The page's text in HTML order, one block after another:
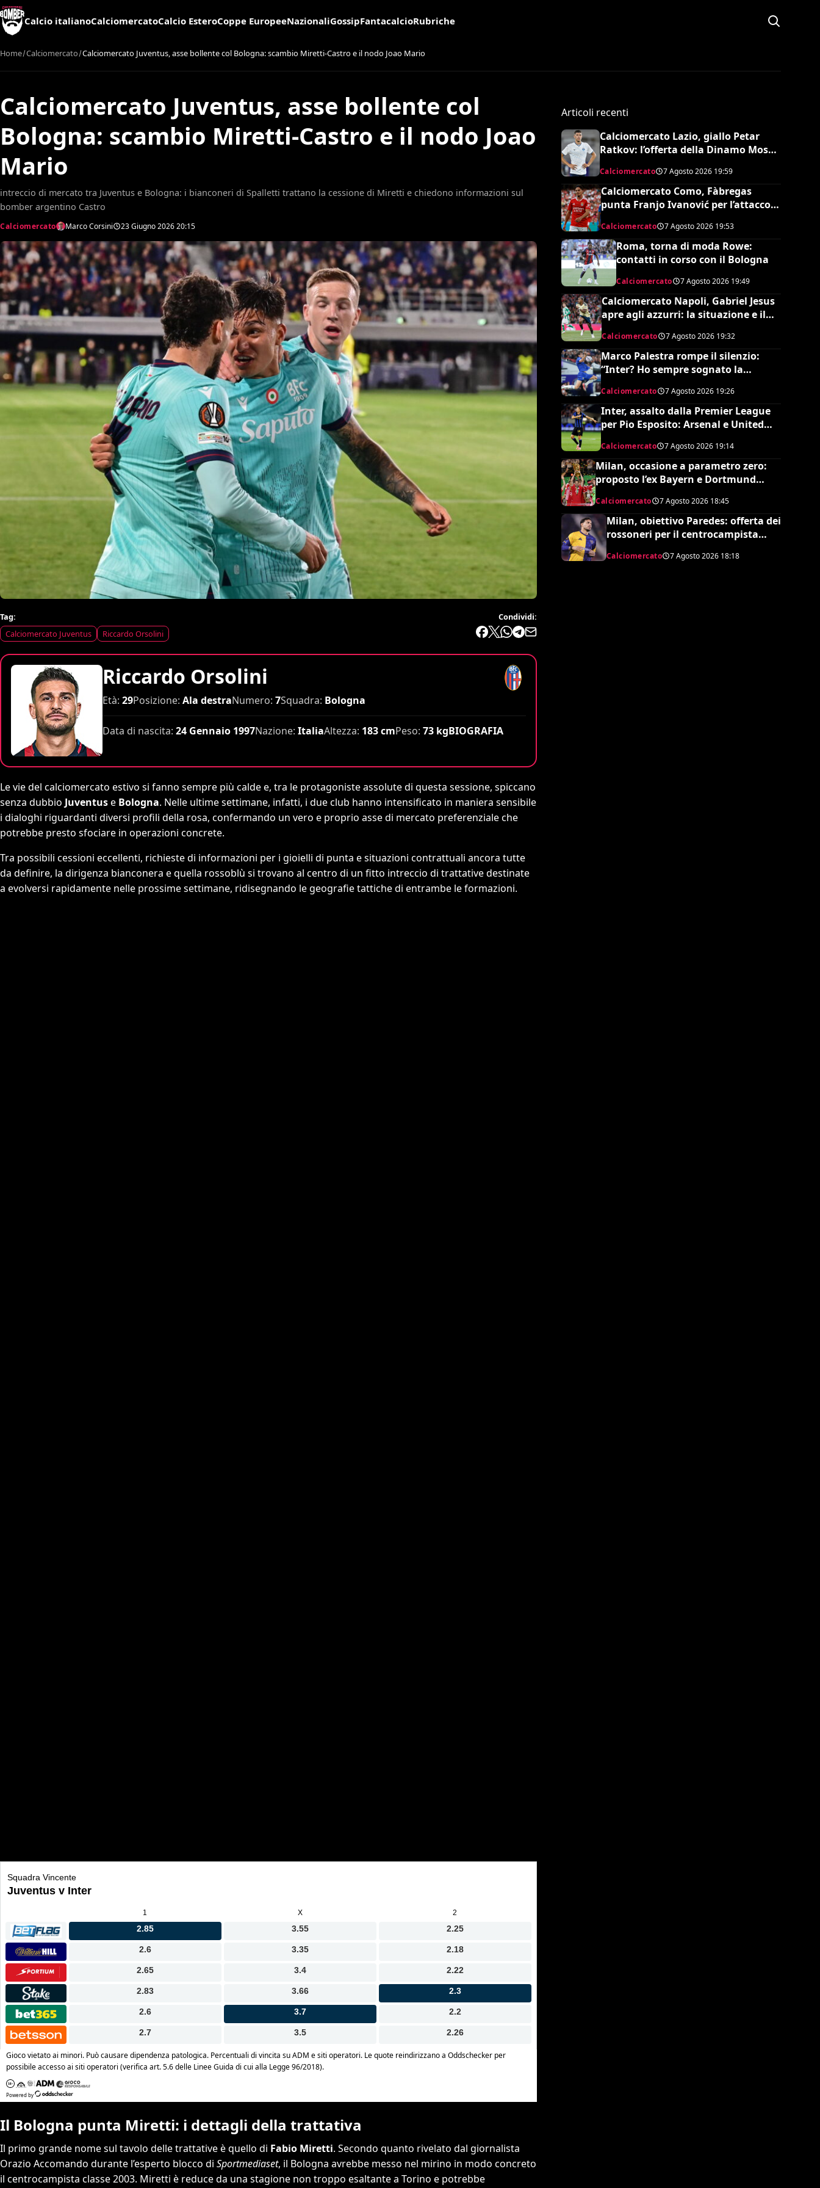
Calcio italianoCalciomercatoCalcio EsteroCoppe EuropeeNazionaliGossipFantacalcioRubriche
Home Calciomercato Calciomercato Juventus, asse bollente col Bologna: scambio Miretti-Castro e il nodo Joao Mario
Calciomercato Juventus, asse bollente col
Bologna: scambio Miretti-Castro e il nodo Joao
Mario
intreccio di mercato tra Juventus e Bologna: i bianconeri di Spalletti trattano la cessione di Miretti e chiedono informazioni sul
bomber argentino Castro
Calciomercato Marco Corsini 23 Giugno 2026 20:15
Tag:
Calciomercato Juventus
Riccardo Orsolini
Condividi:
Riccardo Orsolini
Età: 29Posizione: Ala destraNumero: 7Squadra: Bologna
Data di nascita: 24 Gennaio 1997Nazione: ItaliaAltezza: 183 cmPeso: 73 kgBIOGRAFIA
Le vie del calciomercato estivo si fanno sempre più calde e, tra le protagoniste assolute di questa sessione, spiccano
senza dubbio Juventuse Bologna. Nelle ultime settimane, infatti, i due club hanno intensificato in maniera sensibile
i dialoghi riguardanti diversi profili della rosa, confermando un vero e proprio asse di mercato preferenziale che
potrebbe presto sfociare in operazioni concrete.
Tra possibili cessioni eccellenti, richieste di informazioni per i gioielli di punta e situazioni contrattuali ancora tutte
da definire, la dirigenza bianconera e quella rossoblù si trovano al centro di un fitto intreccio di trattative destinate
a evolversi rapidamente nelle prossime settimane, ridisegnando le geografie tattiche di entrambe le formazioni.
Il Bologna punta Miretti: i dettagli della trattativa
Il primo grande nome sul tavolo delle trattative è quello di Fabio Miretti. Secondo quanto rivelato dal giornalista
Orazio Accomando durante l’esperto blocco di Sportmediaset, il Bologna avrebbe messo nel mirino in modo concreto
il centrocampista classe 2003. Miretti è reduce da una stagione non troppo esaltante a Torino e potrebbe
Articoli recenti
Calciomercato Lazio, giallo Petar
Ratkov: l’offerta della Dinamo Mosca
e la smentita dell’agente
Calciomercato 7 Agosto 2026 19:59
Calciomercato Como, Fàbregas
punta Franjo Ivanović per l’attacco:
il punto sulla trattativa
Calciomercato 7 Agosto 2026 19:53
Roma, torna di moda Rowe:
contatti in corso con il Bologna
Calciomercato 7 Agosto 2026 19:49
Calciomercato Napoli, Gabriel Jesus
apre agli azzurri: la situazione e il
Calciomercato 7 Agosto 2026 19:32
Marco Palestra rompe il silenzio:
“Inter? Ho sempre sognato la
Calciomercato 7 Agosto 2026 19:26
Inter, assalto dalla Premier League
per Pio Esposito: Arsenal e United
pronti al maxi rilancio
Calciomercato 7 Agosto 2026 19:14
Milan, occasione a parametro zero:
proposto l’ex Bayern e Dortmund
modulo
Calciomercato 7 Agosto 2026 18:45
Milan, obiettivo Paredes: offerta dei
rossoneri per il centrocampista
argentino
Calciomercato 7 Agosto 2026 18:18